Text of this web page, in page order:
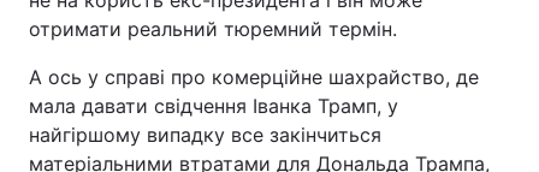
отримати реальний тюремний термін.
А ось у справі про комерційне шахрайство, де
мала давати свідчення Іванка Трамп, у
найгіршому випадку все закінчиться
матеріальними втратами для Дональда Трампа,